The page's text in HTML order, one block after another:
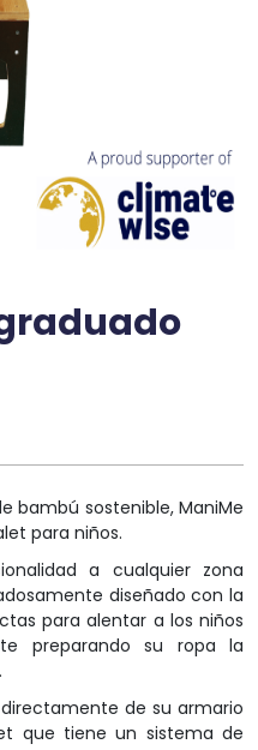
bambú sostenible, ManiMe
para niños.
a cualquier zona
diseñado con la
para alentar a los niños
preparando su ropa la
de su armario
que tiene un sistema de